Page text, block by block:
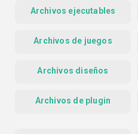
Archivos ejecutables
Archivos de juegos
Archivos diseños
Archivos de plugin